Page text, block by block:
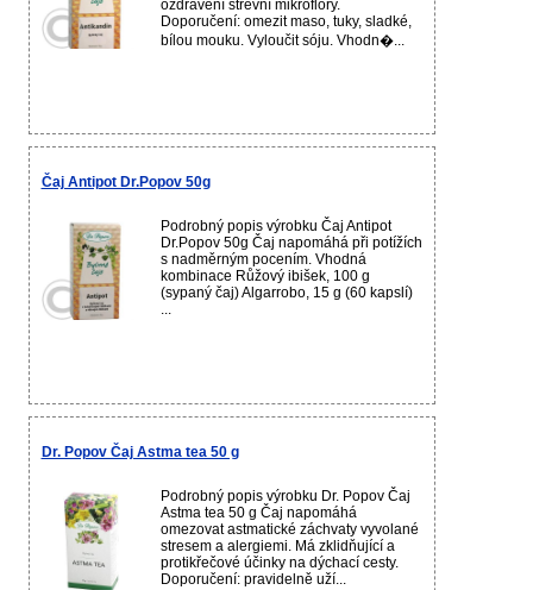
ozdravení střevní mikroflóry.
Doporučení: omezit maso, tuky, sladké,
bílou mouku. Vyloučit sóju. Vhodn�...
Čaj Antipot Dr.Popov 50g
Podrobný popis výrobku Čaj Antipot
Dr.Popov 50g Čaj napomáhá při potížích
s nadměrným pocením. Vhodná
kombinace Růžový ibišek, 100 g
(sypaný čaj) Algarrobo, 15 g (60 kapslí)
...
Dr. Popov Čaj Astma tea 50 g
Podrobný popis výrobku Dr. Popov Čaj
Astma tea 50 g Čaj napomáhá
omezovat astmatické záchvaty vyvolané
stresem a alergiemi. Má zklidňující a
protikřečové účinky na dýchací cesty.
Doporučení: pravidelně uží...